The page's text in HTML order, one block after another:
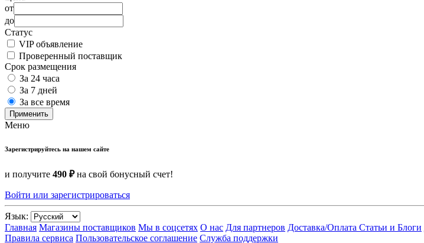
от
до
Статус
VIP объявление
Проверенный поставщик
Срок размещения
За 24 часа
За 7 дней
За все время
Применить
Меню
Зарегистрируйтесь на нашем сайте
и получите 490 ₽на свой бонусный счет!
Войти или зарегистрироваться
Язык:
Главная Магазины поставщиков Мы в соцсетях О нас Для партнеров Доставка/Оплата Статьи и Блоги
Правила сервиса Пользовательское соглашение Служба поддержки